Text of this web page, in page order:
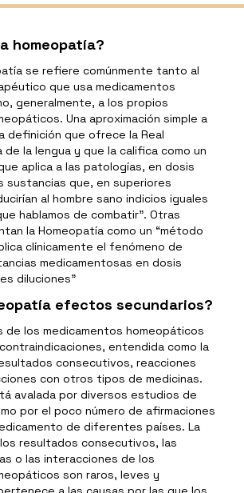
homeopatía?
se refiere comúnmente tanto al
que usa medicamentos
generalmente, a los propios
Una aproximación simple a
definición que ofrece la Real
de la lengua y que la califica como un
aplica a las patologías, en dosis
sustancias que, en superiores
al hombre sano indicios iguales
hablamos de combatir”. Otras
la Homeopatía como un “método
clínicamente el fenómeno de
medicamentosas en dosis
diluciones”
efectos secundarios?
de los medicamentos homeopáticos
entendida como la
consecutivos, reacciones
con otros tipos de medicinas.
avalada por diversos estudios de
por el poco número de afirmaciones
de diferentes países. La
resultados consecutivos, las
o las interacciones de los
son raros, leves y